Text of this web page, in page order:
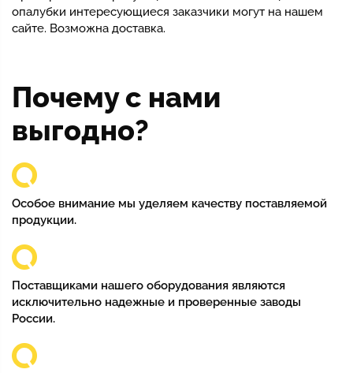
опалубки интересующиеся заказчики могут на нашем
сайте. Возможна доставка.
Почему с нами
выгодно?
Особое внимание мы уделяем качеству поставляемой
продукции.
Поставщиками нашего оборудования являются
исключительно надежные и проверенные заводы
России.